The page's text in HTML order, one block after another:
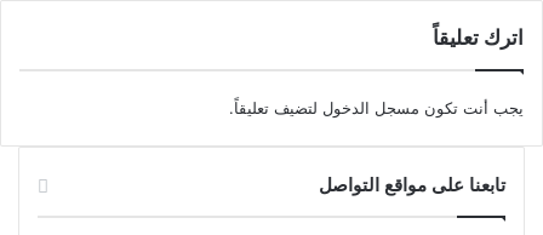
اترك تعليقاً
يجب أنت تكون مسجل الدخول لتضيف تعليقاً.
تابعنا على مواقع التواصل